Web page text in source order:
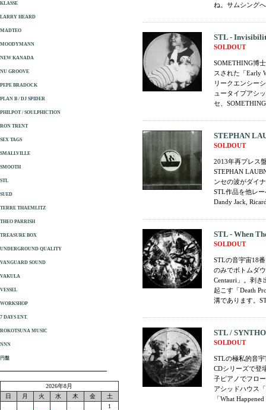
ね。サムシング
STL -
SOLDOUT
SOMETHING博
スされた「Early
リークエンシー
ュータイプアシ
セ、
STEPHAN
SOLDOUT
2013年再プレス
STEPHAN
ンセの波がダイ
STL作品を他レ
Dandy Jack,
STL - When
SOLDOUT
STLの音宇宙18
のみでボトムダ
Centauri」。剥
起こす「Death
溝であります。
STL /
SOLDOUT
STLの極私的音宇
CDシリーズで登
子ピアノでフロ
アシッドハウス
「What
KLASSE
LARRY HEARD
MADTEO
MOODYMANN
NEW KANADA
NU GROOVE
PEPE BRADOCK
PLAN B / DJ SPIDER
PHILPOT / SOULPHICTION
RON TRENT
SEX TAGS
SMALLVILLE
SMOOTH
STL
SUED
TERRE THAEMLITZ
THEO PARRISH
TREASURE BOX
UNDERGROUND QUALITY
VANGUARD SOUND
VAKULA
VESSEL
WORKSHOP
7 DAYS ENT.
ROKOTSUNA MUSIC
NNN
円盤
2026年8月
日
月 火 水 木 金
土
1